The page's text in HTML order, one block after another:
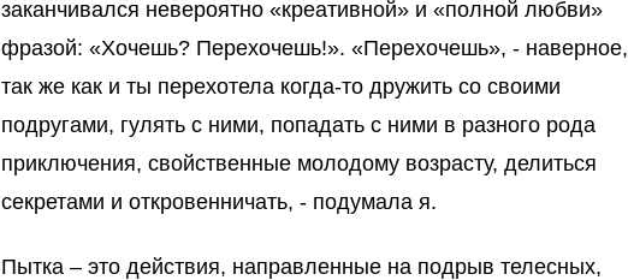
заканчивался невероятно «креативной» и «полной любви»
фразой: «Хочешь? Перехочешь!». «Перехочешь», - наверное,
так же как и ты перехотела когда-то дружить со своими
подругами, гулять с ними, попадать с ними в разного рода
приключения, свойственные молодому возрасту, делиться
секретами и откровенничать, - подумала я.
Пытка – это действия, направленные на подрыв телесных,